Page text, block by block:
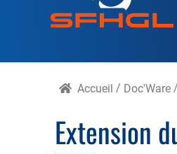
Accueil / Doc'Ware /
Extension